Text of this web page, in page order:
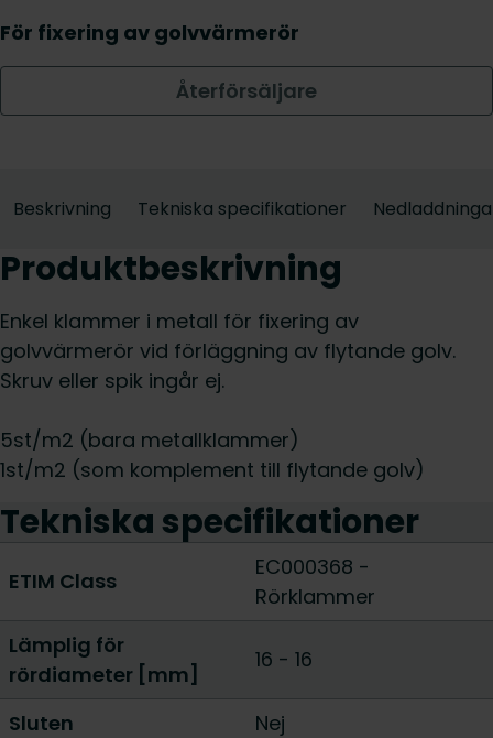
För fixering av golvvärmerör
Återförsäljare
Beskrivning Tekniska specifikationer
Produktbeskrivning
Enkel klammer i metall för fixering av
golvvärmerör vid förläggning av flytande golv.
Skruv eller spik ingår ej.
5st/m2 (bara metallklammer)
1st/m2 (som komplement till flytande golv)
Tekniska specifikationer
ETIM Class
EC000368 -
Rörklammer
Lämplig för
rördiameter [mm]
16 - 16
Sluten
Nej